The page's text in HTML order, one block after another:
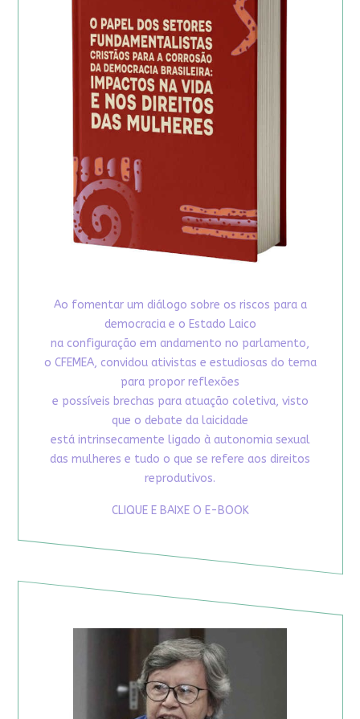
Ao fomentar um diálogo sobre os riscos para a
democracia e o Estado Laico
na configuração em andamento no parlamento,
o CFEMEA, convidou ativistas e estudiosas do tema
para propor reflexões
e possíveis brechas para atuação coletiva, visto
que o debate da laicidade
está intrinsecamente ligado à autonomia sexual
das mulheres e tudo o que se refere aos direitos
reprodutivos.
CLIQUE E BAIXE O E-BOOK